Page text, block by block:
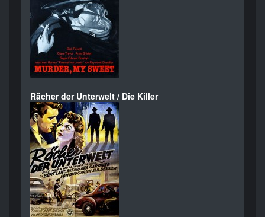
Rächer der Unterwelt / Die Killer